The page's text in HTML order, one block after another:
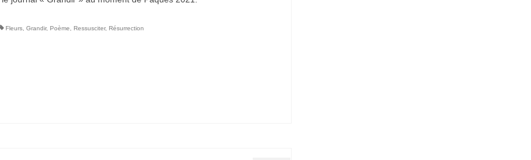
Fleurs, Grandir, Poème Ressusciter, Résurrection